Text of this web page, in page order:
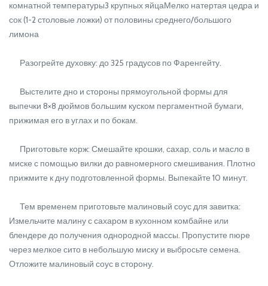
комнатной температуры3 крупных яйцаМелко натертая цедра и
сок (1-2 столовые ложки) от половины среднего/большого
лимона
Разогрейте духовку: до 325 градусов по Фаренгейту.
Выстелите дно и стороны прямоугольной формы для
выпечки 8×8 дюймов большим куском пергаментной бумаги,
прижимая его в углах и по бокам.
Приготовьте корж: Смешайте крошки, сахар, соль и масло в
миске с помощью вилки до равномерного смешивания. Плотно
прижмите к дну подготовленной формы. Выпекайте 10 минут.
Тем временем приготовьте малиновый соус для завитка:
Измельчите малину с сахаром в кухонном комбайне или
блендере до получения однородной массы. Пропустите пюре
через мелкое сито в небольшую миску и выбросьте семена.
Отложите малиновый соус в сторону.